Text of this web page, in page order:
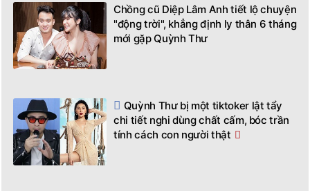
Chồng cũ Diệp Lâm Anh tiết lộ chuyện
"động trời", khẳng định ly thân 6 tháng
mới gặp Quỳnh Thư
Quỳnh Thư bị một tiktoker lật tẩy
chi tiết nghi dùng chất cấm, bóc trần
tính cách con người thật